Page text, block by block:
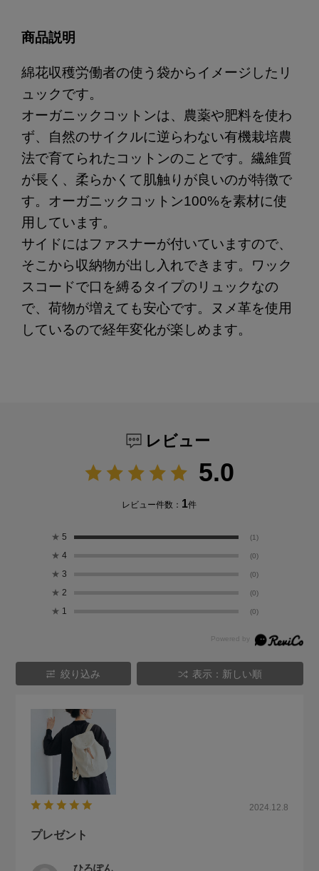
商品説明
綿花収穫労働者の使う袋からイメージしたリ
ュックです。
オーガニックコットンは、農薬や肥料を使わ
ず、自然のサイクルに逆らわない有機栽培農
法で育てられたコットンのことです。繊維質
が長く、柔らかくて肌触りが良いのが特徴で
す。オーガニックコットン100%を素材に使
用しています。
サイドにはファスナーが付いていますので、
そこから収納物が出し入れできます。ワック
スコードで口を縛るタイプのリュックなの
で、荷物が増えても安心です。ヌメ革を使用
しているので経年変化が楽しめます。
レビュー
5.0
レビュー件数： 1件
★ 5 (1)
★ 4 (0)
★ 3 (0)
★ 2 (0)
★ 1 (0)
絞り込み 表示：新しい順
2024.12.8
プレゼント
ひろぽん